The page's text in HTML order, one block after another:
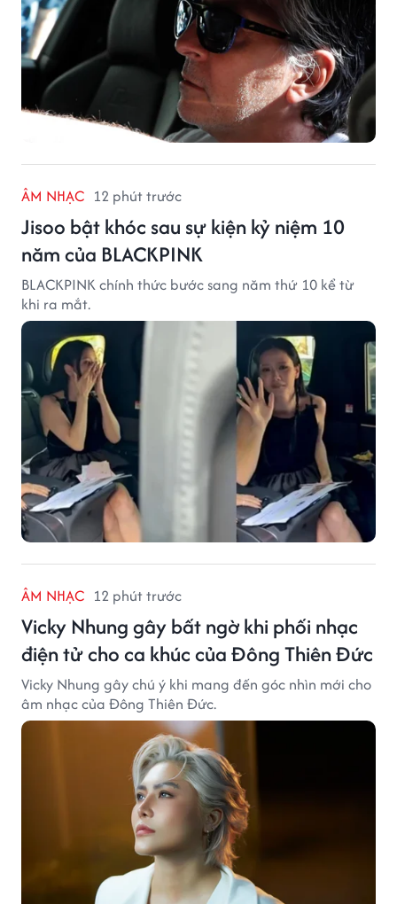
ÂM NHẠC 12 phút trước
Jisoo bật khóc sau sự kiện kỷ niệm 10
năm của BLACKPINK
BLACKPINK chính thức bước sang năm thứ 10 kể từ
khi ra mắt.
ÂM NHẠC 12 phút trước
Vicky Nhung gây bất ngờ khi phối nhạc
điện tử cho ca khúc của Đông Thiên Đức
Vicky Nhung gây chú ý khi mang đến góc nhìn mới cho
âm nhạc của Đông Thiên Đức.